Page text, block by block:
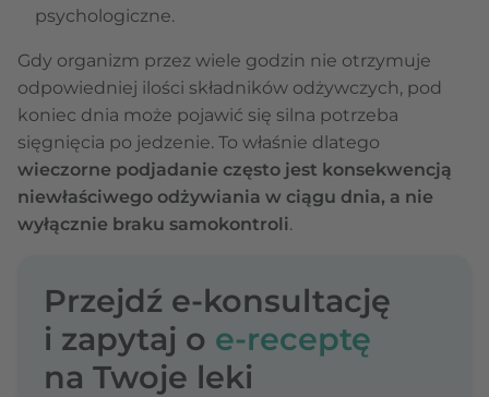
psychologiczne.
Gdy organizm przez wiele godzin nie otrzymuje
odpowiedniej ilości składników odżywczych, pod
koniec dnia może pojawić się silna potrzeba
sięgnięcia po jedzenie. To właśnie dlatego
wieczorne podjadanie często jest konsekwencją
niewłaściwego odżywiania w ciągu dnia, a nie
wyłącznie braku samokontroli.
Przejdź e-konsultację
i zapytaj o e-receptę
na Twoje leki